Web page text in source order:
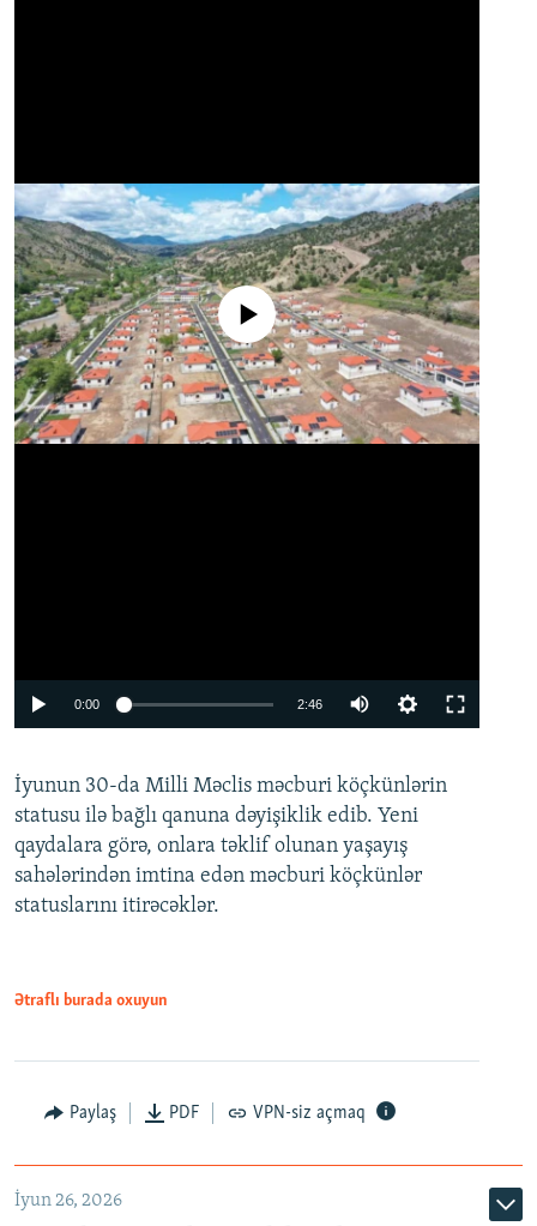
Auto 240p 360p 480p
720p 1080p
No media source currently available
0:00 2:46
360p
480p
720p
İyunun 30-da Milli Məclis məcburi köçkünlərin
statusu ilə bağlı qanuna dəyişiklik edib. Yeni
qaydalara görə, onlara təklif olunan yaşayış
sahələrindən imtina edən məcburi köçkünlər
statuslarını itirəcəklər.
Ətraflı burada oxuyun
Paylaş PDF VPN-siz açmaq
İyun 26, 2026